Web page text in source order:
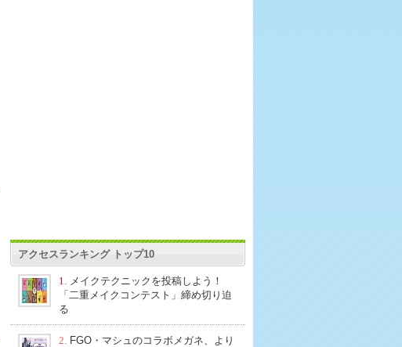
アクセスランキング トップ10
1.
メイクテクニックを投稿しよう！
「二重メイクコンテスト」締め切り迫
る
2. FGO・マシュのコラボメガネ、より